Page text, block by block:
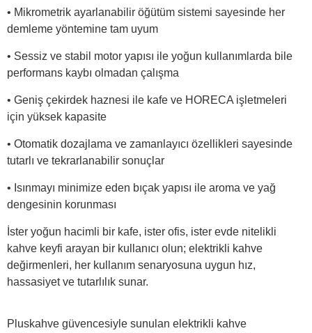
• Mikrometrik ayarlanabilir öğütüm sistemi sayesinde her
demleme yöntemine tam uyum
• Sessiz ve stabil motor yapısı ile yoğun kullanımlarda bile
performans kaybı olmadan çalışma
• Geniş çekirdek haznesi ile kafe ve HORECA işletmeleri
için yüksek kapasite
• Otomatik dozajlama ve zamanlayıcı özellikleri sayesinde
tutarlı ve tekrarlanabilir sonuçlar
• Isınmayı minimize eden bıçak yapısı ile aroma ve yağ
dengesinin korunması
İster yoğun hacimli bir kafe, ister ofis, ister evde nitelikli
kahve keyfi arayan bir kullanıcı olun; elektrikli kahve
değirmenleri, her kullanım senaryosuna uygun hız,
hassasiyet ve tutarlılık sunar.
Pluskahve güvencesiyle sunulan elektrikli kahve